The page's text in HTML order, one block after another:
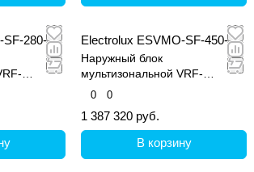
SF-280-A
Free
Electrolux ESVMO-SF-450-A
Наружный блок
мультизональной VRF-
системы, серия Step Free
0 0
1 387 320 руб.
В корзину